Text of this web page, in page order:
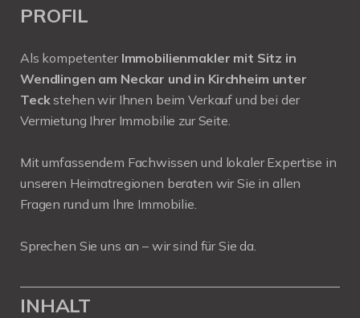
PROFIL
Als kompetenter Immobilienmakler mit Sitz in
Wendlingen am Neckar und in Kirchheim unter
Teckstehen wir Ihnen beim Verkauf und bei der
Vermietung Ihrer Immobilie zur Seite.
Mit umfassendem Fachwissen und lokaler Expertise in
unseren Heimatregionen beraten wir Sie in allen
Fragen rund um Ihre Immobilie.
Sprechen Sie uns an – wir sind für Sie da.
INHALT